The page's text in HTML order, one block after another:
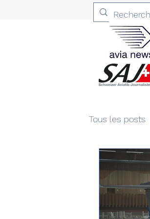
Tous les posts
Aviation &